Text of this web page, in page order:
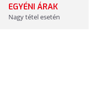
EGYÉNI ÁRAK
Nagy tétel esetén